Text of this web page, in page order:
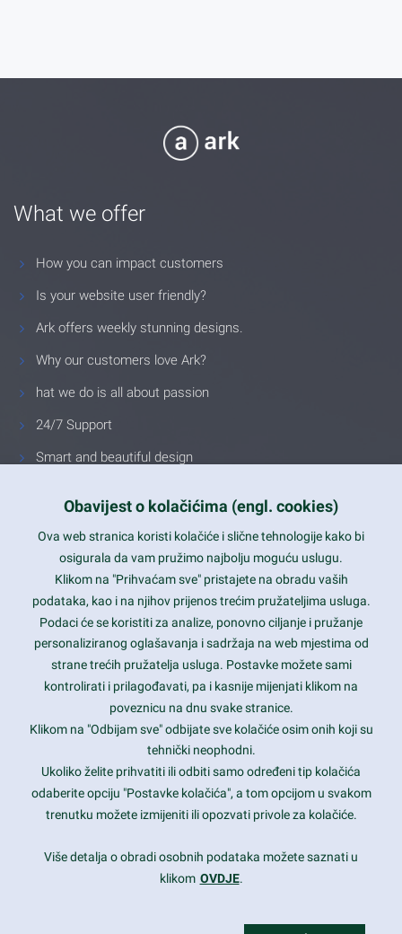
What we offer
How you can impact customers
Is your website user friendly?
Ark offers weekly stunning designs.
Why our customers love Ark?
hat we do is all about passion
24/7 Support
Smart and beautiful design
Latest trends and much more...
Contact Info
1600 Amphitheatre Parkway, Mountain View, CA 94043
prothemes.net@gmail.com
Daily: 9:00 am - 6:00 pm
Sunday: Closed
Copyright 2017FRESHFACE© All Rights Reserved
Obavijest o kolačićima (engl. cookies)
Ova web stranica koristi kolačiće i slične tehnologije kako bi
osigurala da vam pružimo najbolju moguću uslugu.
Klikom na "Prihvaćam sve" pristajete na obradu vaših
podataka, kao i na njihov prijenos trećim pružateljima usluga.
Podaci će se koristiti za analize, ponovno ciljanje i pružanje
personaliziranog oglašavanja i sadržaja na web mjestima od
strane trećih pružatelja usluga. Postavke možete sami
kontrolirati i prilagođavati, pa i kasnije mijenjati klikom na
poveznicu na dnu svake stranice.
Klikom na "Odbijam sve" odbijate sve kolačiće osim onih koji su
tehnički neophodni.
Ukoliko želite prihvatiti ili odbiti samo određeni tip kolačića
odaberite opciju "Postavke kolačića", a tom opcijom u svakom
trenutku možete izmijeniti ili opozvati privole za kolačiće.
Više detalja o obradi osobnih podataka možete saznati u
klikom OVDJE.